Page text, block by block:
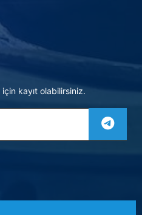
kayıt olabilirsiniz.